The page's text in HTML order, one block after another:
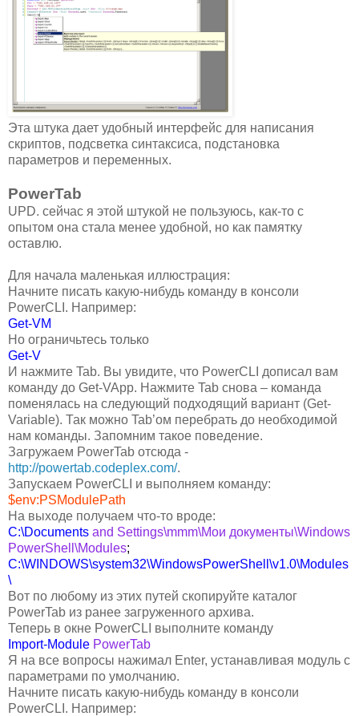
Эта штука дает удобный интерфейс для написания
скриптов, подсветка синтаксиса, подстановка
параметров и переменных.
PowerTab
UPD. сейчас я этой штукой не пользуюсь, как-то с
опытом она стала менее удобной, но как памятку
оставлю.
Для начала маленькая иллюстрация:
Начните писать какую-нибудь команду в консоли
PowerCLI. Например:
Get-VM
Но ограничьтесь только
Get-V
И нажмите Tab. Вы увидите, что PowerCLI дописал вам
команду до Get-VApp. Нажмите Tab снова – команда
поменялась на следующий подходящий вариант (Get-
Variable). Так можно Tab’ом перебрать до необходимой
нам команды. Запомним такое поведение.
Загружаем PowerTab отсюда -
http://powertab.codeplex.com/.
Запускаем PowerCLI и выполняем команду:
$env:PSModulePath
На выходе получаем что-то вроде:
C:\Documents and Settings\mmm\Мои документы\Windows
PowerShell\Modules;
C:\WINDOWS\system32\WindowsPowerShell\v1.0\Modules
\
Вот по любому из этих путей скопируйте каталог
PowerTab из ранее загруженного архива.
Теперь в окне PowerCLI выполните команду
Import-Module PowerTab
Я на все вопросы нажимал Enter, устанавливая модуль с
параметрами по умолчанию.
Начните писать какую-нибудь команду в консоли
PowerCLI. Например: